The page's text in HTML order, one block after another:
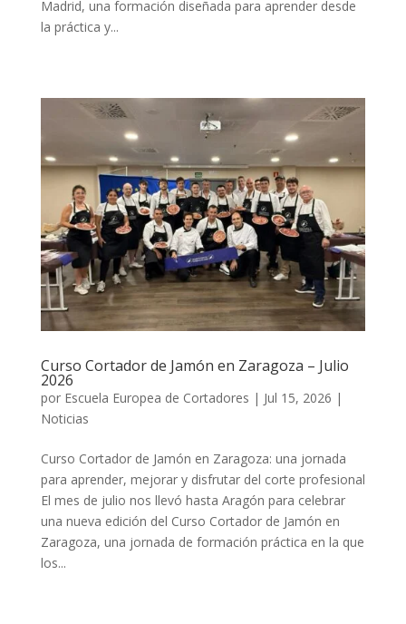
Madrid, una formación diseñada para aprender desde
la práctica y...
Curso Cortador de Jamón en Zaragoza – Julio
2026
por Escuela Europea de Cortadores | Jul 15, 2026 |
Noticias
Curso Cortador de Jamón en Zaragoza: una jornada
para aprender, mejorar y disfrutar del corte profesional
El mes de julio nos llevó hasta Aragón para celebrar
una nueva edición del Curso Cortador de Jamón en
Zaragoza, una jornada de formación práctica en la que
los...